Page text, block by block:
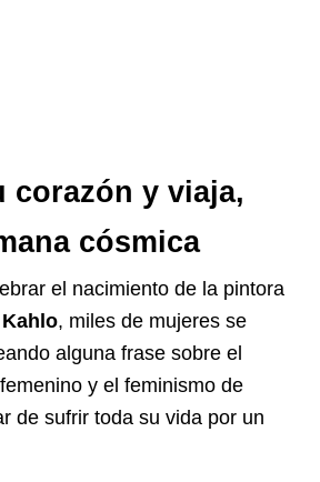
corazón y viaja,
cósmica
el nacimiento de la pintora
, miles de mujeres se
alguna frase sobre el
y el feminismo de
de sufrir toda su vida por un